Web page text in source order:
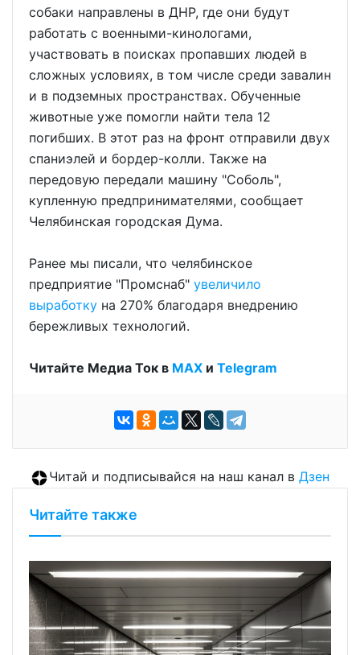
собаки направлены в ДНР, где они будут
работать с военными-кинологами,
участвовать в поисках пропавших людей в
сложных условиях, в том числе среди завалин
и в подземных пространствах. Обученные
животные уже помогли найти тела 12
погибших. В этот раз на фронт отправили двух
спаниэлей и бордер-колли. Также на
передовую передали машину "Соболь",
купленную предпринимателями, сообщает
Челябинская городская Дума.
Ранее мы писали, что челябинское
предприятие "Промснаб" увеличило
выработку на 270% благодаря внедрению
бережливых технологий.
Читайте Медиа Ток в МАХ и Telegram
Читай и подписывайся на наш канал в Дзен
Читайте также